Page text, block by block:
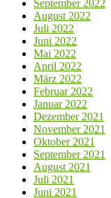
September 2022
August 2022
Juli 2022
Juni 2022
Mai 2022
April 2022
März 2022
Februar 2022
Januar 2022
Dezember 2021
November 2021
Oktober 2021
September 2021
August 2021
Juli 2021
Juni 2021